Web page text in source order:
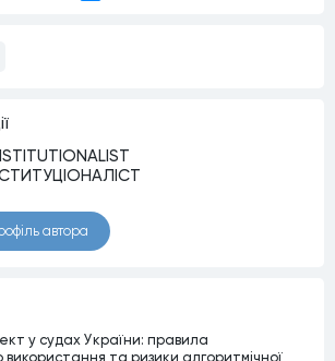
автора
у судах України: правила
використання та ризики алгоритмічної